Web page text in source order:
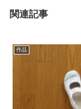
関連記事
作品